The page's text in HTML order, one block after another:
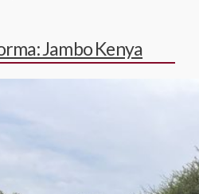
Jambo Kenya